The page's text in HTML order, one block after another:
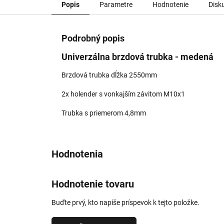
Popis Parametre Hodnotenie
Podrobný popis
Univerzálna brzdová trubka - medená
Brzdová trubka dĺžka 2550mm
2x holender s vonkajším závitom M10x1
Trubka s priemerom 4,8mm
Hodnotenie tovaru
Buďte prvý, kto napíše príspevok k tejto položke.